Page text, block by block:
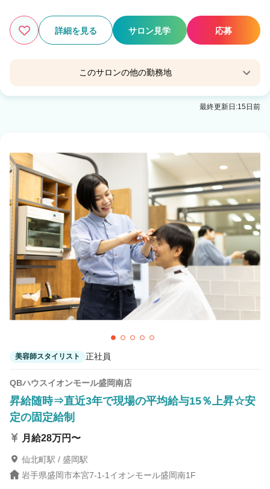
この条件の求人数4件
詳細を見る サロン見学 応募
このサロンの他の勤務地
QBハウスイオンモール盛岡店
最終更新日:15日前
美容師スタイリスト 正社員
QBハウスイオンモール盛岡南店
昇給随時⇒直近3年で現場の平均給与15％上昇☆安
定の固定給制
月給28万円〜
仙北町駅 / 盛岡駅
岩手県盛岡市本宮7-1-1イオンモール盛岡南1F